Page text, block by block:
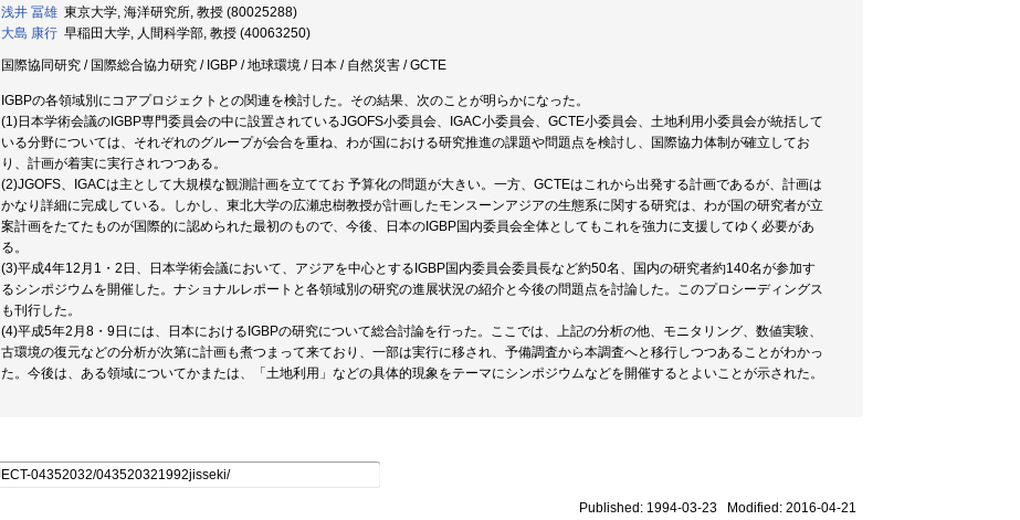
浅井 冨雄 東京大学, 海洋研究所, 教授 (80025288)
大島 康行 早稲田大学, 人間科学部, 教授 (40063250)
国際協同研究 / 国際総合協力研究 / IGBP / 地球環境 / 日本 / 自然災害 / GCTE
IGBPの各領域別にコアプロジェクトとの関連を検討した。その結果、次のことが明らかになった。
(1)日本学術会議のIGBP専門委員会の中に設置されているJGOFS小委員会、IGAC小委員会、GCTE小委員会、土地利用小委員会が統括して
いる分野については、それぞれのグループが会合を重ね、わが国における研究推進の課題や問題点を検討し、国際協力体制が確立してお
り、計画が着実に実行されつつある。
(2)JGOFS、IGACは主として大規模な観測計画を立ててお 予算化の問題が大きい。一方、GCTEはこれから出発する計画であるが、計画は
かなり詳細に完成している。しかし、東北大学の広瀬忠樹教授が計画したモンスーンアジアの生態系に関する研究は、わが国の研究者が立
案計画をたてたものが国際的に認められた最初のもので、今後、日本のIGBP国内委員会全体としてもこれを強力に支援してゆく必要があ
る。
(3)平成4年12月1・2日、日本学術会議において、アジアを中心とするIGBP国内委員会委員長など約50名、国内の研究者約140名が参加す
るシンポジウムを開催した。ナショナルレポートと各領域別の研究の進展状況の紹介と今後の問題点を討論した。このプロシーディングス
も刊行した。
(4)平成5年2月8・9日には、日本におけるIGBPの研究について総合討論を行った。ここでは、上記の分析の他、モニタリング、数値実験、
古環境の復元などの分析が次第に計画も煮つまって来ており、一部は実行に移され、予備調査から本調査へと移行しつつあることがわかっ
た。今後は、ある領域についてかまたは、「土地利用」などの具体的現象をテーマにシンポジウムなどを開催するとよいことが示された。
Published: 1994-03-23 Modified: 2016-04-21